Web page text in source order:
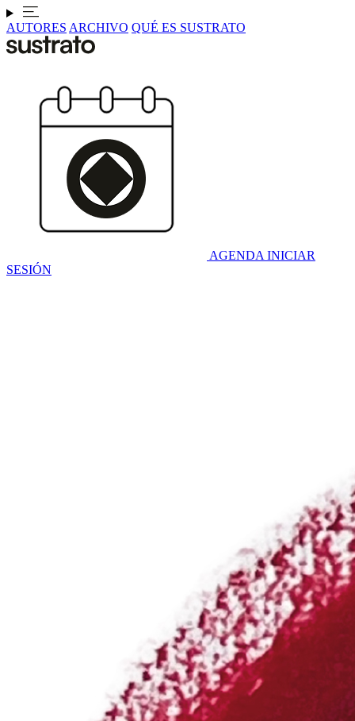
AUTORES ARCHIVO QUÉ ES SUSTRATO
AGENDA INICIAR
SESIÓN